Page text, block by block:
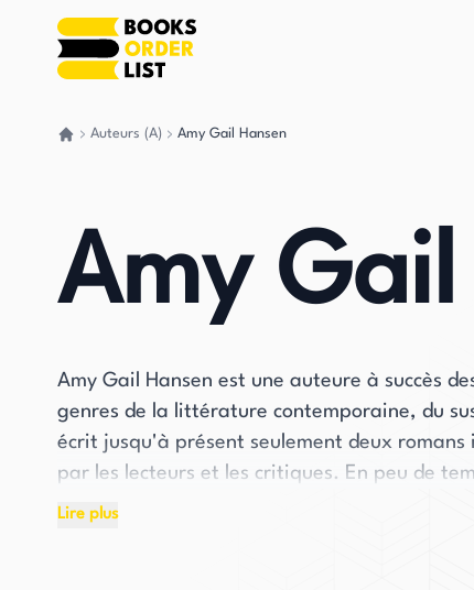
Auteurs (A) Amy Gail Hansen
Amy
Amy Gail Hansen est une auteure à succès
genres de la littérature contemporaine, du
écrit jusqu'à présent seulement deux
par les lecteurs et les critiques. En peu de
conséquente qui attend avec impatience son
Lire plus